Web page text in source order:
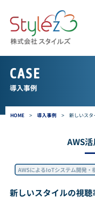
HOME > 導入事例 > 新しいス
CASE
導入事例
AWS
AWSによるIoTシステム開発・
新しいスタイルの視